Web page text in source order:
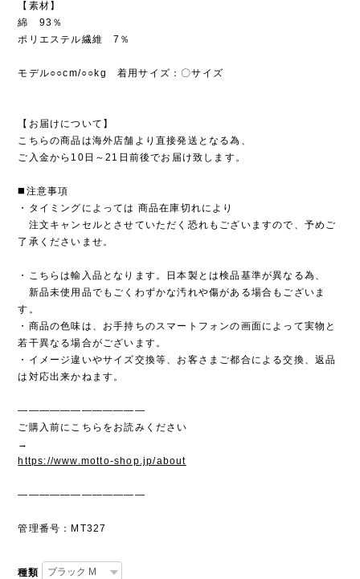
【素材】
綿 93％
ポリエステル繊維 7％
モデル○○cm/○○kg 着用サイズ：〇サイズ
【お届けについて】
こちらの商品は海外店舗より直接発送となる為、
ご入金から10日～21日前後でお届け致します。
◼️注意事項
・タイミングによっては 商品在庫切れにより
注文キャンセルとさせていただく恐れもございますので、予めご
了承くださいませ。
・こちらは輸入品となります。日本製とは検品基準が異なる為、
新品未使用品でもごくわずかな汚れや傷がある場合もございま
す。
・商品の色味は、お手持ちのスマートフォンの画面によって実物と
若干異なる場合がございます。
・イメージ違いやサイズ交換等、お客さまご都合による交換、返品
は対応出来かねます。
————————————
ご購入前にこちらをお読みください
→
https://www.motto-shop.jp/about
————————————
管理番号：MT327
種類